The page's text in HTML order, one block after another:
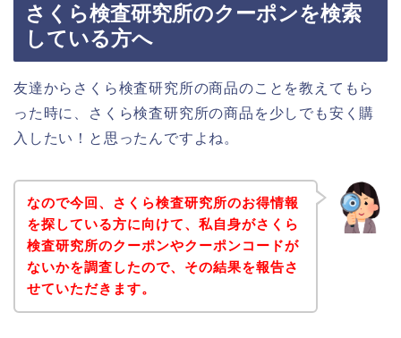
さくら検査研究所のクーポンを検索
している方へ
友達からさくら検査研究所の商品のことを教えてもら
った時に、さくら検査研究所の商品を少しでも安く購
入したい！と思ったんですよね。
なので今回、さくら検査研究所のお得情報
を探している方に向けて、私自身がさくら
検査研究所のクーポンやクーポンコードが
ないかを調査したので、その結果を報告さ
せていただきます。